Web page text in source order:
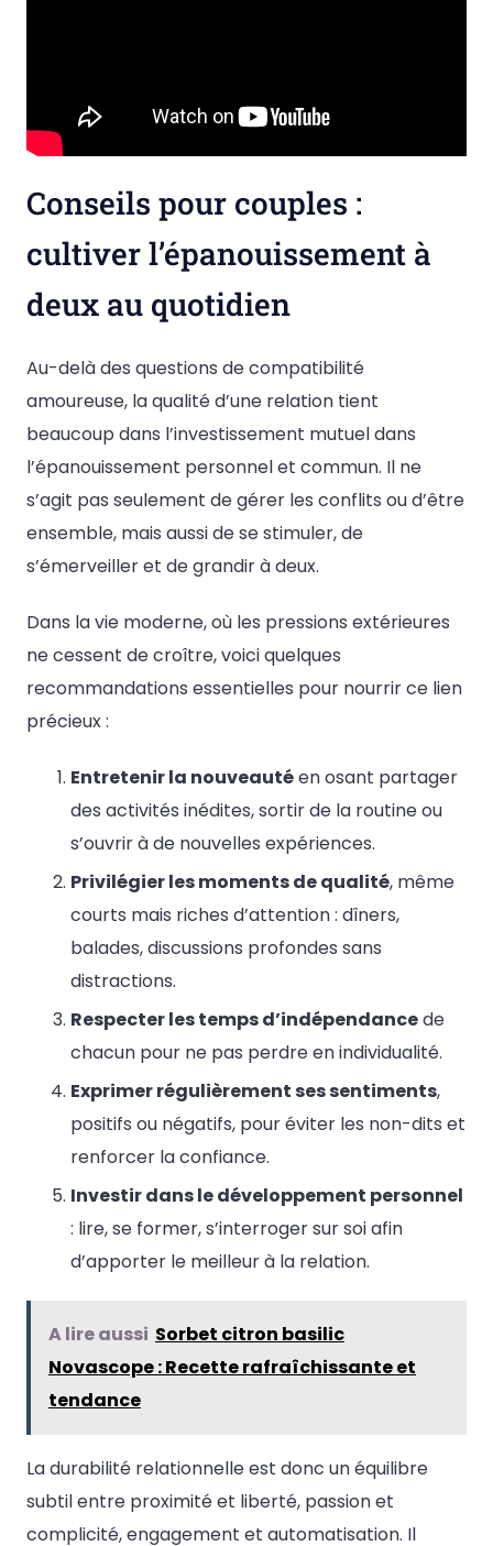
Conseils pour couples :
cultiver l’épanouissement à
deux au quotidien
Au-delà des questions de compatibilité
amoureuse, la qualité d’une relation tient
beaucoup dans l’investissement mutuel dans
l’épanouissement personnel et commun. Il ne
s’agit pas seulement de gérer les conflits ou d’être
ensemble, mais aussi de se stimuler, de
s’émerveiller et de grandir à deux.
Dans la vie moderne, où les pressions extérieures
ne cessent de croître, voici quelques
recommandations essentielles pour nourrir ce lien
précieux :
Entretenir la nouveautéen osant partager
des activités inédites, sortir de la routine ou
s’ouvrir à de nouvelles expériences.
Privilégier les moments de qualité, même
courts mais riches d’attention : dîners,
balades, discussions profondes sans
distractions.
Respecter les temps d’indépendancede
chacun pour ne pas perdre en individualité.
Exprimer régulièrement ses sentiments,
positifs ou négatifs, pour éviter les non-dits et
renforcer la confiance.
Investir dans le développement personnel
: lire, se former, s’interroger sur soi afin
d’apporter le meilleur à la relation.
A lire aussi Sorbet citron basilic
Novascope : Recette rafraîchissante et
tendance
La durabilité relationnelle est donc un équilibre
subtil entre proximité et liberté, passion et
complicité, engagement et automatisation. Il